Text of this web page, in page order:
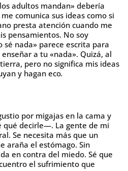
adultos mandan» debería
comunica sus ideas como si
presta atención cuando me
pensamientos. No soy
nada» parece escrita para
a tu «nada». Quizá, al
pero no significa mis ideas
y hagan eco.
por migajas en la cama y
decirle—. La gente de mi
Se necesita más que un
araña el estómago. Sin
en contra del miedo. Sé que
el sufrimiento que